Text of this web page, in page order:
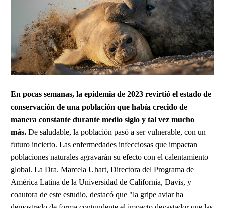
En pocas semanas, la epidemia de 2023 revirtió el estado de
conservación de una población que había crecido de
manera constante durante medio siglo y tal vez mucho
más. De saludable, la población pasó a ser vulnerable, con un
futuro incierto. Las enfermedades infecciosas que impactan
poblaciones naturales agravarán su efecto con el calentamiento
global. La Dra. Marcela Uhart, Directora del Programa de
América Latina de la Universidad de California, Davis, y
coautora de este estudio, destacó que "la gripe aviar ha